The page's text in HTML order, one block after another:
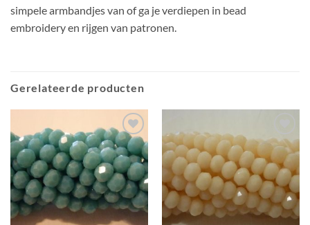
simpele armbandjes van of ga je verdiepen in bead
embroidery en rijgen van patronen.
Gerelateerde producten
Aan
verlanglijst
toevoegen
Aan
verlanglijst
toevoegen